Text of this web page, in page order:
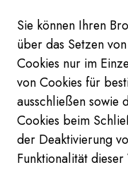
Sie können Ihren
über das Setzen
Cookies nur im
von Cookies für
ausschließen sowie
Cookies beim
der Deaktivierung
Funktionalität